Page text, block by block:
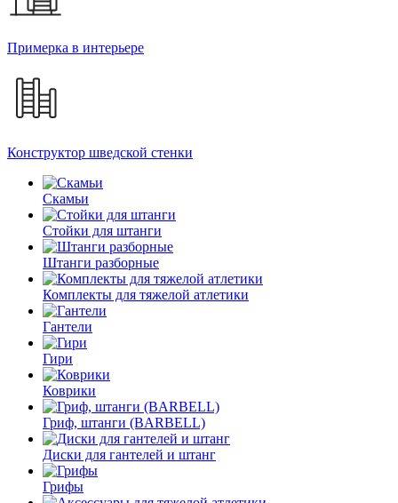
Примерка в интерьере
Конструктор шведской стенки
Скамьи
Стойки для штанги
Штанги разборные
Комплекты для тяжелой атлетики
Гантели
Гири
Коврики
Гриф, штанги (BARBELL)
Диски для гантелей и штанг
Грифы